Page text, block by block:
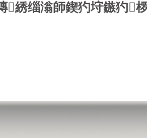
綉缁滃師鍥犳垨鏃犳